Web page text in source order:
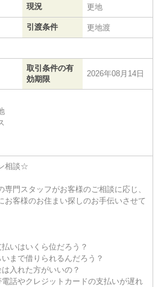
現況 更地
引渡条件 更地渡
取引条件の有
効期限
2026年08月14日
相談☆
専門スタッフがお客様のご相談に応じ、
お客様のお住まい探しのお手伝いさせて
いはいくら位だろう？
まで借りられるんだろう？
入れた方がいいの？
話やクレジットカードの支払いが遅れ